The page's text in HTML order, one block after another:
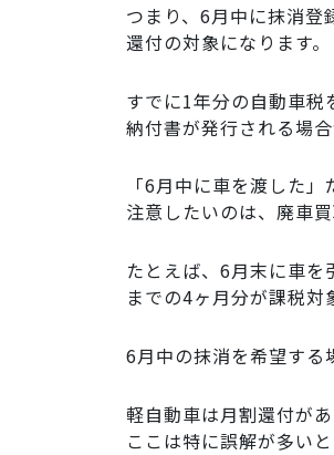
つまり、6月中に抹消登
還付の対象になります。
すでに1年分の自動車
納付書が発行される場合
「6月中に車を渡した
注意したいのは、廃車
たとえば、6月末に車
までの4ヶ月分が課税対
6月中の抹消を希望する
軽自動車は月割還付が
ここは特に誤解が多いと